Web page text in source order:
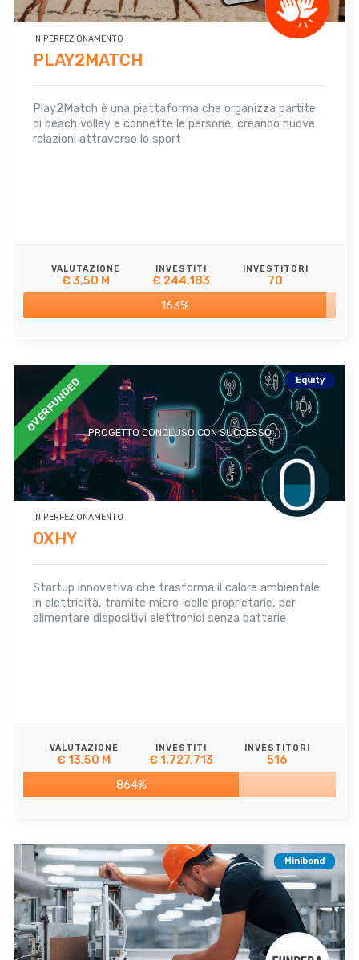
IN PERFEZIONAMENTO
PLAY2MATCH
Play2Match è una piattaforma che organizza partite
di beach volley e connette le persone, creando nuove
relazioni attraverso lo sport
VALUTAZIONE
€ 3,50 M
INVESTITI
€ 244.183
INVESTITORI
70
163%
PROGETTO CONCLUSO CON SUCCESSO
OVERFUNDED Equity
IN PERFEZIONAMENTO
OXHY
Startup innovativa che trasforma il calore ambientale
in elettricità, tramite micro-celle proprietarie, per
alimentare dispositivi elettronici senza batterie
VALUTAZIONE
€ 13,50 M
INVESTITI
€ 1.727.713
INVESTITORI
516
864%
Minibond